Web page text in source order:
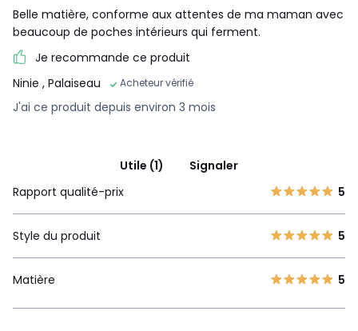
Belle matière, conforme aux attentes de ma maman avec
beaucoup de poches intérieurs qui ferment.
Je recommande ce produit
Ninie , Palaiseau Acheteur vérifié
J'ai ce produit depuis environ 3 mois
Utile (1)
Signaler
Rapport qualité-prix
5
Style du produit 5
Matière 5